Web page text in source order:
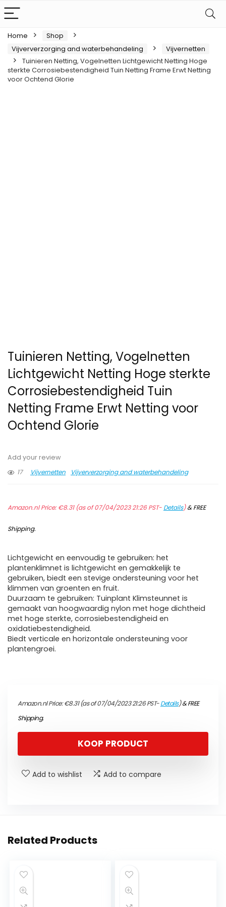
Home
Shop
Vijververzorging and waterbehandeling
Vijvernetten
Tuinieren Netting, Vogelnetten Lichtgewicht Netting Hoge
sterkte Corrosiebestendigheid Tuin Netting Frame Erwt Netting
voor Ochtend Glorie
Tuinieren Netting, Vogelnetten
Lichtgewicht Netting Hoge sterkte
Corrosiebestendigheid Tuin
Netting Frame Erwt Netting voor
Ochtend Glorie
Add your review
17
Vijvernetten Vijververzorging and waterbehandeling
Amazon.nl Price:€8.31(as of 07/04/2023 21:26 PST- Details)&FREE
Shipping.
Lichtgewicht en eenvoudig te gebruiken: het
plantenklimnet is lichtgewicht en gemakkelijk te
gebruiken, biedt een stevige ondersteuning voor het
klimmen van groenten en fruit.
Duurzaam te gebruiken: Tuinplant Klimsteunnet is
gemaakt van hoogwaardig nylon met hoge dichtheid
met hoge sterkte, corrosiebestendigheid en
oxidatiebestendigheid.
Biedt verticale en horizontale ondersteuning voor
plantengroei.
Amazon.nl Price:€8.31(as of 07/04/2023 21:26 PST-Details)&FREE
Shipping.
KOOP PRODUCT
Add to wishlist Add to compare
Related Products